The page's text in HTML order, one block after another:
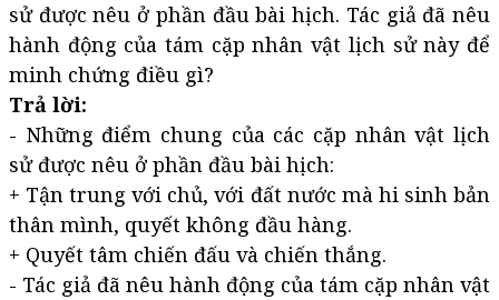
sử được nêu ở phần đầu bài hịch. Tác giả đã nêu
hành động của tám cặp nhân vật lịch sử này để
minh chứng điều gì?
Trả lời:
- Những điểm chung của các cặp nhân vật lịch
sử được nêu ở phần đầu bài hịch:
+ Tận trung với chủ, với đất nước mà hi sinh bản
thân mình, quyết không đầu hàng.
+ Quyết tâm chiến đấu và chiến thắng.
- Tác giả đã nêu hành động của tám cặp nhân vật